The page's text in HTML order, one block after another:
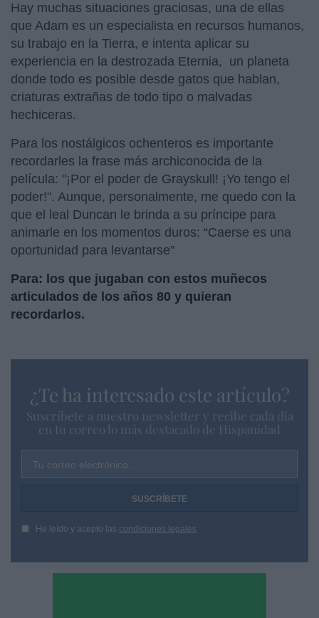
Hay muchas situaciones graciosas, una de ellas
que Adam es un especialista en recursos humanos,
su trabajo en la Tierra, e intenta aplicar su
experiencia en la destrozada Eternia, un planeta
donde todo es posible desde gatos que hablan,
criaturas extrañas de todo tipo o malvadas
hechiceras.
Para los nostálgicos ochenteros es importante
recordarles la frase más archiconocida de la
película: "¡Por el poder de Grayskull! ¡Yo tengo el
poder!". Aunque, personalmente, me quedo con la
que el leal Duncan le brinda a su príncipe para
animarle en los momentos duros: “Caerse es una
oportunidad para levantarse”
Para: los que jugaban con estos muñecos
articulados de los años 80 y quieran
recordarlos.
¿Te ha interesado este artículo?
Suscríbete a nuestro newsletter y recibe cada dia
en tu correo lo más destacado de Hispanidad
Tu correo electrónico...
He leído y acepto las condiciones legales